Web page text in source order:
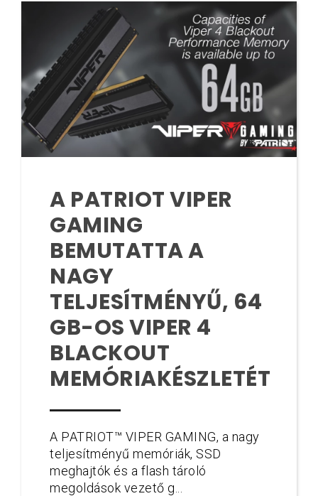
A PATRIOT VIPER
GAMING
BEMUTATTA A
NAGY
TELJESÍTMÉNYŰ, 64
GB-OS VIPER 4
BLACKOUT
MEMÓRIAKÉSZLETÉT
A PATRIOT™ VIPER GAMING, a nagy
teljesítményű memóriák, SSD
meghajtók és a flash tároló
megoldások vezető g...